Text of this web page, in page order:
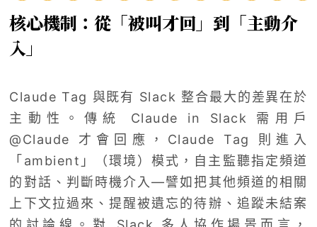
核心機制：從「被叫才回」到「主動介
入」
Claude Tag 與既有 Slack 整合最大的差異在於
主動性。傳統 Claude in Slack 需用戶
@Claude 才會回應，Claude Tag 則進入
「ambient」（環境）模式，自主監聽指定頻道
的對話、判斷時機介入—譬如把其他頻道的相關
上下文拉過來、提醒被遺忘的待辦、追蹤未結案